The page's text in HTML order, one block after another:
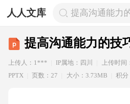
人人文库 提高沟通能力
提高沟通能力的技
上传人：1*** IP属地：四川 上传时
PPTX
页数：27 大小：3.73MB 积分